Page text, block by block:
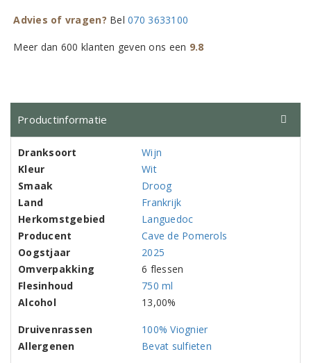
Advies of vragen? Bel070 3633100
Meer dan 600 klanten geven ons een 9.8
Productinformatie
Dranksoort
Wijn
Kleur
Wit
Smaak
Droog
Land
Frankrijk
Herkomstgebied
Languedoc
Producent
Cave de Pomerols
Oogstjaar
2025
Omverpakking
6 flessen
Flesinhoud
750 ml
Alcohol
13,00%
Druivenrassen
100% Viognier
Allergenen
Bevat sulfieten